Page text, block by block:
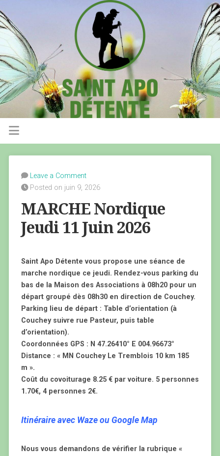
Leave a Comment
Posted on juin 9, 2026
MARCHE Nordique
Jeudi 11 Juin 2026
Saint Apo Détente vous propose une séance de
marche nordique ce jeudi. Rendez-vous parking du
bas de la Maison des Associations à 08h20 pour un
départ groupé dès 08h30 en direction de Couchey.
Parking lieu de départ : Table d’orientation (à
Couchey suivre rue Pasteur, puis table
d’orientation).
Coordonnées GPS : N 47.26410° E 004.96673°
Distance : « MN Couchey Le Tremblois 10 km 185
m ».
Coût du covoiturage 8.25 € par voiture. 5 personnes
1.70€, 4 personnes 2€.
Itinéraire avec Waze ou Google Map
Nous vous demandons de vérifier la rubrique «